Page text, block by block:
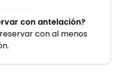
con antelación?
con al menos